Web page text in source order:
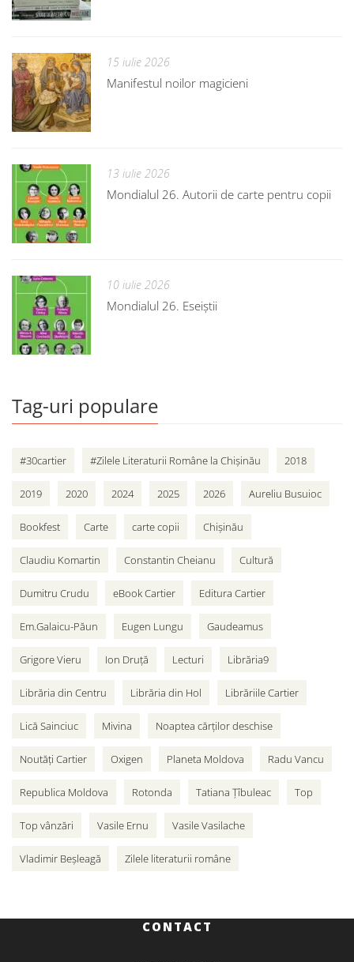
15 iulie 2026
Manifestul noilor magicieni
13 iulie 2026
Mondialul 26. Autorii de carte pentru copii
10 iulie 2026
Mondialul 26. Eseiștii
Tag-uri populare
#30cartier #Zilele Literaturii Române la Chișinău 2018
2019 2020 2024 2025 2026 Aureliu Busuioc
Bookfest Carte carte copii Chișinău
Claudiu Komartin Constantin Cheianu Cultură
Dumitru Crudu eBook Cartier Editura Cartier
Em.Galaicu-Păun Eugen Lungu Gaudeamus
Grigore Vieru Ion Druță Lecturi Librăria9
Librăria din Centru Librăria din Hol Librăriile Cartier
Lică Sainciuc Mivina Noaptea cărților deschise
Noutăți Cartier Oxigen Planeta Moldova Radu Vancu
Republica Moldova Rotonda Tatiana Țîbuleac Top
Top vânzări Vasile Ernu Vasile Vasilache
Vladimir Beșleagă Zilele literaturii române
CONTACT